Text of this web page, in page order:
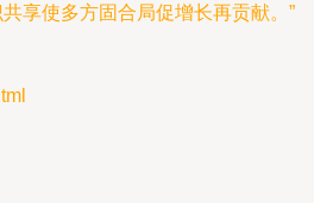
享使多方固合局促增长再贡献。”